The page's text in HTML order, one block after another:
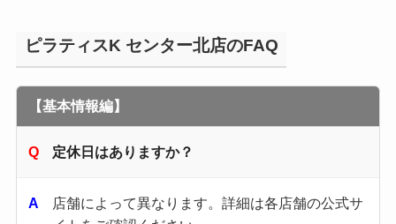
ピラティスK センター北店のFAQ
【基本情報編】
定休日はありますか？
店舗によって異なります。​詳細は各店舗の公式サ